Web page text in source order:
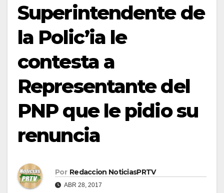
Superintendente de
la Polic’ia le
contesta a
Representante del
PNP que le pidio su
renuncia
Por Redaccion NoticiasPRTV
ABR 28, 2017